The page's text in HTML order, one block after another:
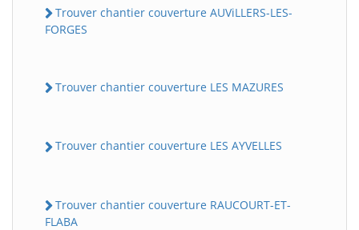
Trouver chantier couverture AUViLLERS-LES-
FORGES
Trouver chantier couverture LES MAZURES
Trouver chantier couverture LES AYVELLES
Trouver chantier couverture RAUCOURT-ET-
FLABA